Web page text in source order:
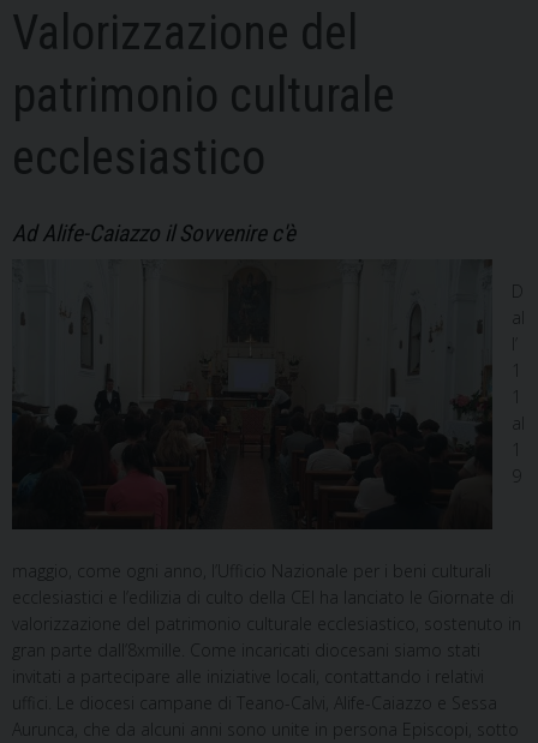
Valorizzazione del
patrimonio culturale
ecclesiastico
Ad Alife-Caiazzo il Sovvenire c'è
D
al
1
1
al
1
maggio, come ogni anno, l’Ufficio Nazionale per i beni culturali
ecclesiastici e l’edilizia di culto della CEI ha lanciato le Giornate di
valorizzazione del patrimonio culturale ecclesiastico, sostenuto in
gran parte dall’8xmille. Come incaricati diocesani siamo stati
invitati a partecipare alle iniziative locali, contattando i relativi
uffici. Le diocesi campane di Teano-Calvi, Alife-Caiazzo e Sessa
Aurunca, che da alcuni anni sono unite in persona Episcopi, sotto